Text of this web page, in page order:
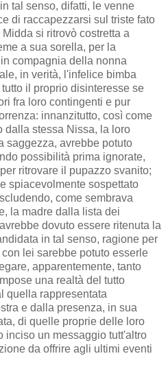
tal senso, difatti, le venne
di raccapezzarsi sul triste fato
si ritrovò costretta a
a sua sorella, per la
compagnia della nonna
in verità, l'infelice bimba
il proprio disinteresse se
fra loro contingenti e pur
innanzitutto, così come
dalla stessa Nissa, la loro
saggezza, avrebbe potuto
possibilità prima ignorate,
ritrovare il pupazzo svanito;
spiacevolmente sospettato
come sembrava
la madre dalla lista dei
dovuto essere ritenuta la
in tal senso, ragione per
lei sarebbe potuto esserle
apparentemente, tanto
una realtà del tutto
quella rappresentata
e dalla presenza, in sua
di quelle proprie delle loro
inciso un messaggio tutt'altro
da offrire agli ultimi eventi